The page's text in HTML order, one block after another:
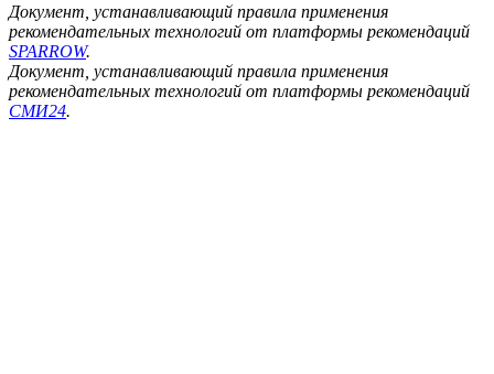
Документ, устанавливающий правила применения
рекомендательных технологий от платформы рекомендаций
SPARROW.
Документ, устанавливающий правила применения
рекомендательных технологий от платформы рекомендаций
СМИ24.